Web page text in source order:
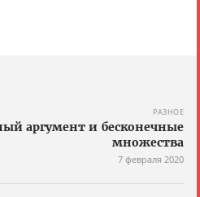
РАЗНОЕ
аргумент и бесконечные
множества
7 февраля 2020